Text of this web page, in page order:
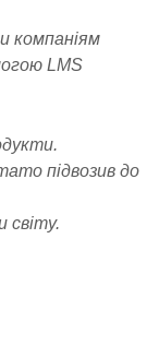
компаніям
LMS
підвозив до
світу.